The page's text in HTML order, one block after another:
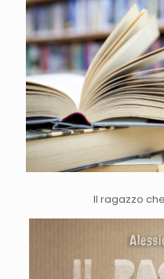
Il ragazzo